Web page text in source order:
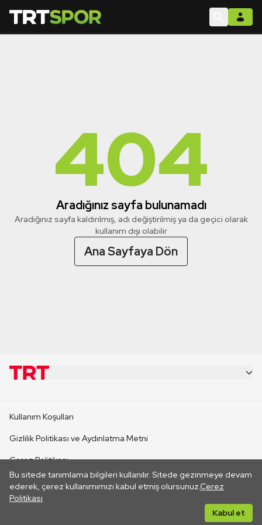
404
Aradığınız sayfa bulunamadı
Aradığınız sayfa kaldırılmış, adı değiştirilmiş ya da geçici olarak
kullanım dışı olabilir
Ana Sayfaya Dön
Bu sitede tanımlama bilgileri kullanılır. Sitede gezinmeye devam
ederek, çerez kullanımımızı kabul etmiş olursunuz.Çerez
Politikası
Kabul et
CANLI YAYINLAR
Kullanım Koşulları
Gizlilik Politikası ve Aydınlatma Metni
Çerez Politikası
İletişim
Her hakkı saklıdır. ©2026 TRT. Bağlantı yoluyla gidilen dış